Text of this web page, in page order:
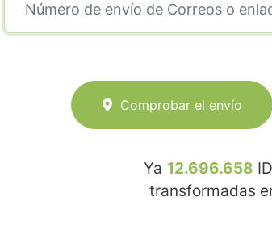
Comprobar el envío
Ya 12.696.658
transformadas